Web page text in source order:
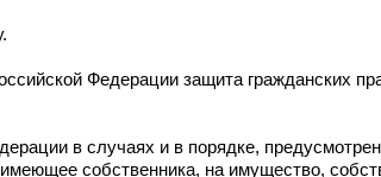
Федерации защита гражданских
в случаях и в порядке,
собственника, на имущество,